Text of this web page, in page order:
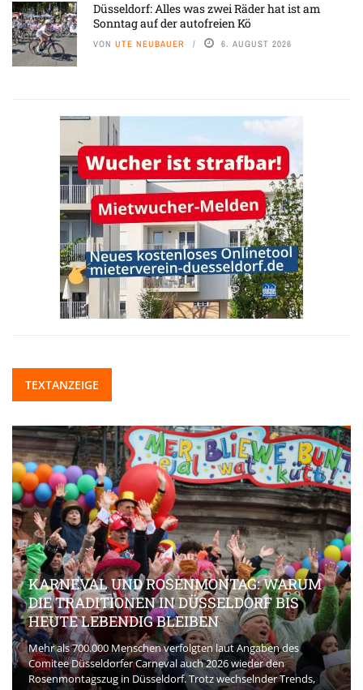
Düsseldorf: Alles was zwei Räder hat ist am
Sonntag auf der autofreien Kö
VON UTE NEUBAUER 6. AUGUST 2026
TEXTANZEIGE
KARNEVAL UND ROSENMONTAG: WARUM
DIE TRADITIONEN IN DÜSSELDORF BIS
HEUTE LEBENDIG BLEIBEN
Mehr als 700.000 Menschen verfolgten laut Angaben des
Comitee Düsseldorfer Carneval auch 2026 wieder den
Rosenmontagszug in Düsseldorf. Trotz wechselnder Trends,